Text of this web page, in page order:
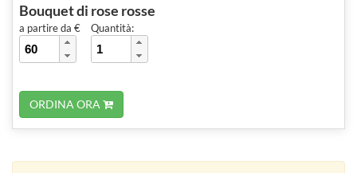
Bouquet di rose rosse
a partire da € Quantità:
ORDINA ORA